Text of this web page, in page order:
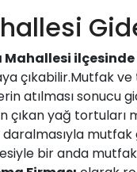
Mahallesi ilçesinde
çıkabilir.Mutfak
atılması sonucu
çıkan yağ tortuları
bir anda